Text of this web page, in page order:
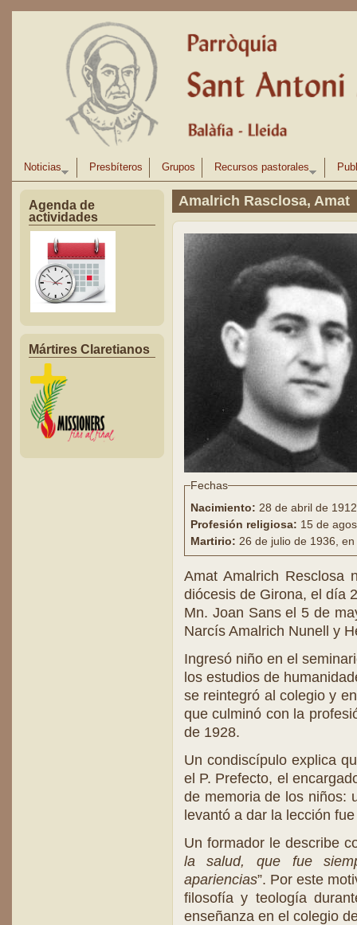
Pasar al contenido principal
Noticias Presbíteros Grupos Recursos pastorales
Agenda de
actividades
Mártires Claretianos
Amalrich Rasclosa, Amat
Fechas
Nacimiento: 28 de abril de
Profesión religiosa: 15 de
Martirio: 26 de julio de 1936,
Amat Amalrich Resclosa
diócesis de Girona, el día
Mn. Joan Sans el 5 de
Narcís Amalrich Nunell y
Ingresó niño en el
los estudios de
se reintegró al colegio y
que culminó con la
de 1928.
Un condiscípulo explica
el P. Prefecto, el
de memoria de los niños:
levantó a dar la lección
Un formador le describe
la salud, que fue
apariencias”. Por este
filosofía y teología
enseñanza en el colegio